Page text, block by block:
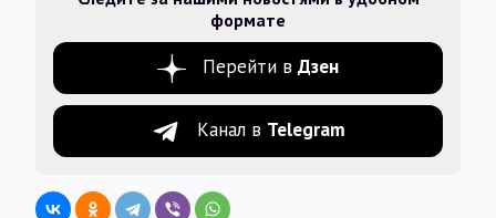
формате
Перейти в Дзен
Канал в Telegram